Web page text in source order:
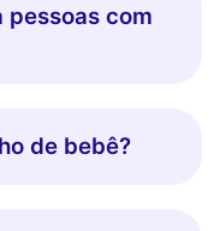
pessoas com
de bebê?